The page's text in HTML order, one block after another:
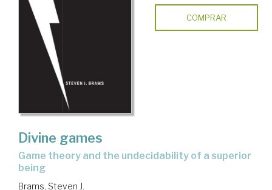
COMPRAR
Divine games
game theory and the undecidability of a superior
being
Brams, Steven J.